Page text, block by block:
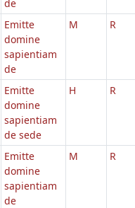
de
Emitte
domine
sapientiam
de
M R
Emitte
domine
sapientiam
de sede
H R
Emitte
domine
sapientiam
de
M R